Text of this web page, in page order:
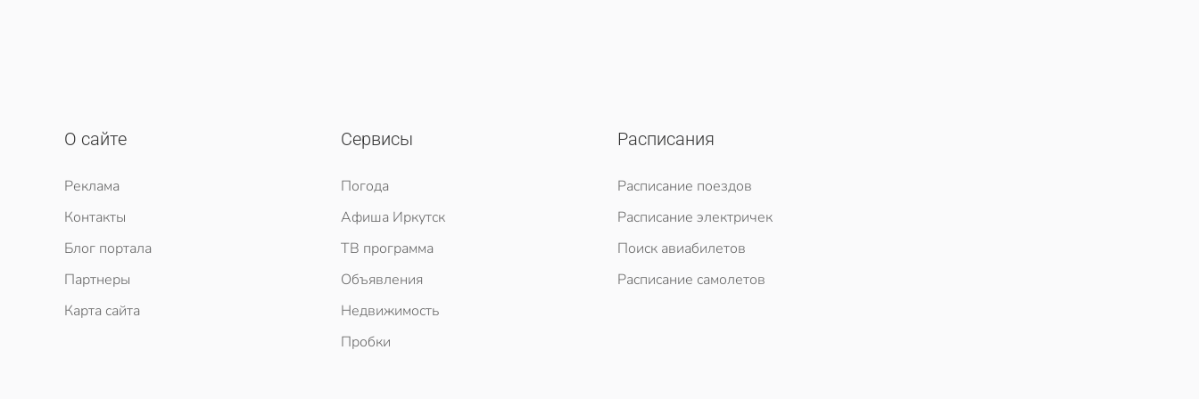
О сайте
Реклама
Контакты
Блог портала
Партнеры
Карта сайта
Сервисы
Погода
Афиша Иркутск
ТВ программа
Объявления
Недвижимость
Пробки
Расписания
Расписание поездов
Расписание электричек
Поиск авиабилетов
Расписание самолетов